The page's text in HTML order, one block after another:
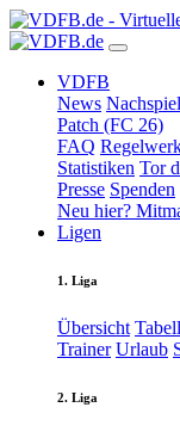
VDFB
News
Patch (FC 26)
FAQ
Statistiken Tor
Presse Spenden
Neu hier?
Ligen
1. Liga
Übersicht
Trainer Urlaub
2. Liga